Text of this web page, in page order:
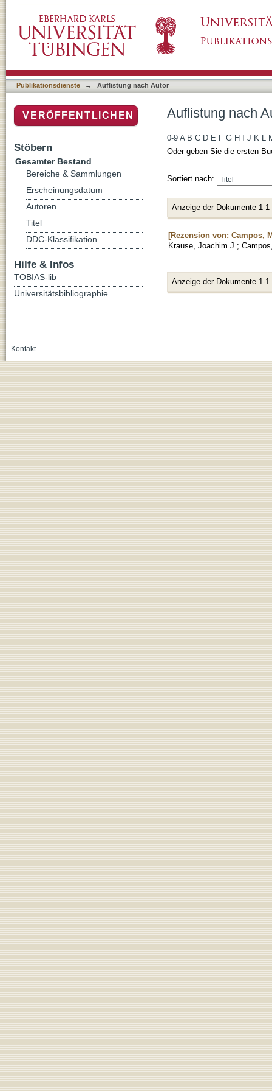
Publikationsdienste → Auflistung nach Autor
Auflistung nach
0-9 A B C D E F G H J K L
Oder geben Sie die ersten
Sortiert nach:
Anzeige der Dokumente 1-1
[Rezension von: Campos,
Krause, Joachim J. ;
Anzeige der Dokumente 1-1
VERÖFFENTLICHEN
Stöbern
Gesamter Bestand
Bereiche & Sammlungen
Erscheinungsdatum
Autoren
Titel
DDC-Klassifikation
Hilfe & Infos
TOBIAS-lib
Universitätsbibliographie
Kontakt